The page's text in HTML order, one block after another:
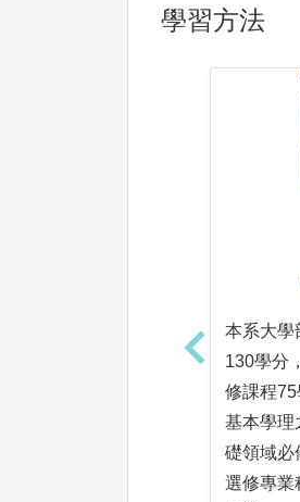
學習方法
本系大學
130學分
修課程
基本學理
礎領域必
選修專業